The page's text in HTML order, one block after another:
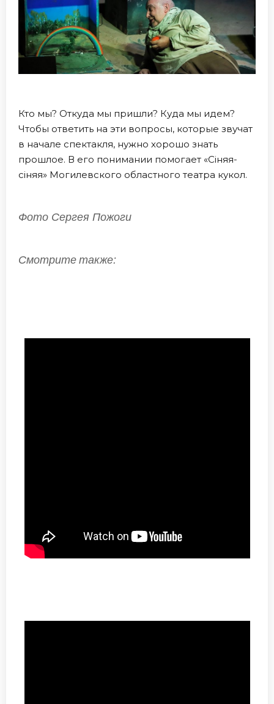
Кто мы? Откуда мы пришли? Куда мы идем?
Чтобы ответить на эти вопросы, которые звучат
в начале спектакля, нужно хорошо знать
прошлое. В его понимании помогает «Сіняя-
сіняя» Могилевского областного театра кукол.
Фото Сергея Пожоги
Смотрите также: